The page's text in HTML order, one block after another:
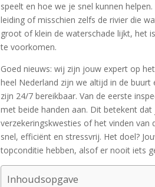
speelt en hoe we je snel kunnen
leiding of misschien zelfs de rivier die
groot of klein de waterschade lijkt, het
te voorkomen.​
Goed nieuws: wij zijn jouw expert op
heel Nederland zijn we altijd in de
zijn 24/7 bereikbaar.​ Van de eerste
met beide handen aan.​ Dit betekent
verzekeringskwesties of het vinden van
snel, efficiënt en stressvrij.​ Het doel?
topconditie hebben, alsof er nooit iets
Inhoudsopgave